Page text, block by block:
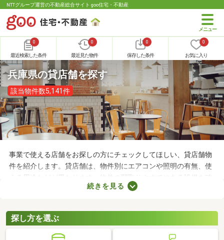
NTTグループ運営の不動産総合サイト goo住宅・不動産
0
最近検索した条件
0
最近見た物件
0
保存した条件
0
お気に入り
兵庫県の貸店舗を探す
該当物件数5,141件
事業で使える店舗をお探しの方にチェックしてほしい、貸店舗物
件を紹介します。貸店舗は、物件別にエアコンや照明の有無、使
える用途などが異なります。物件の間取りやすでにある設備を確
認したうえで、内見を申し込むことがおすすめです。店舗の家賃
しょう。
続きを見る
探し方を選ぶ